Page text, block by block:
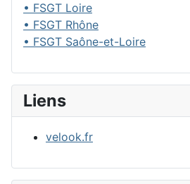
• FSGT Loire
• FSGT Rhône
• FSGT Saône-et-Loire
Liens
velook.fr